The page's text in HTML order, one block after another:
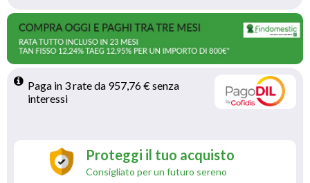
Paga in 3 rate da 957,76 € senza
interessi
Proteggi il tuo acquisto
Consigliato per un futuro sereno